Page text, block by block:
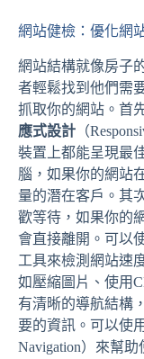
網站健檢：優化網
網站結構就像房子
者輕鬆找到他們需
抓取你的網站。首
應式設計 （
裝置上都能呈現最
腦，如果你的網站
量的潛在客戶。其
歡等待，如果你的
會直接離開。可以
工具來檢測網站速
如壓縮圖片、使用
有清晰的導航結構
要的資訊。可以使
Navigation）來幫